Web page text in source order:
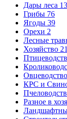
Дары леса
Грибы 76
Ягоды 39
Орехи 2
Лесные
Хозяйство 21
Овцеводство
КРС и
Разное в